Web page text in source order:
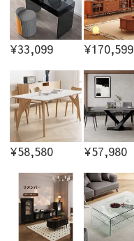
¥33,099 ¥170,599
¥58,580 ¥57,980